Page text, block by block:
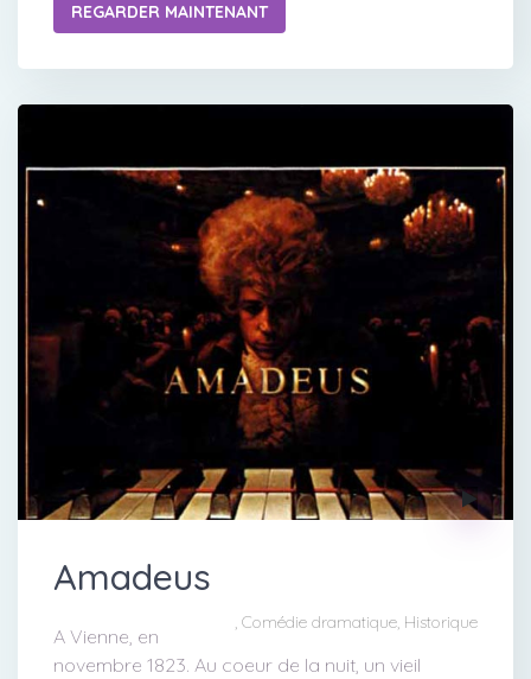
REGARDER MAINTENANT
Amadeus
, Comédie dramatique, Historique
A Vienne, en
novembre 1823. Au coeur de la nuit, un vieil